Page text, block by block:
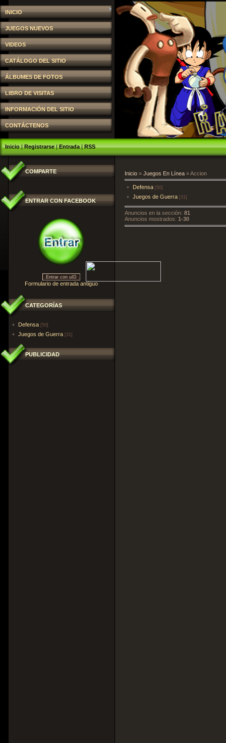
INICIO
JUEGOS NUEVOS
VIDEOS
CATÁLOGO DEL SITIO
ÁLBUMES DE FOTOS
LIBRO DE VISITAS
INFORMACIÓN DEL SITIO
CONTÁCTENOS
Inicio|Registrarse|Entrada|RSS
COMPARTE
ENTRAR CON FACEBOOK
Entrar con uID
Formulario de entrada antiguo
CATEGORÍAS
Defensa [50]
Juegos de Guerra [31]
PUBLICIDAD
Inicio » Juegos En Línea » Accion
Defensa [50]
Juegos de Guerra [31]
Anuncios en la sección: 81
Anuncios mostrados: 1-30